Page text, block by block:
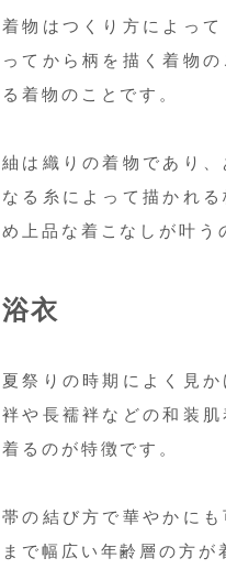
着物はつくり方によっ
ってから柄を描く着物
る着物のことです。
紬は織りの着物であり
なる糸によって描かれ
め上品な着こなしが叶う
浴衣
夏祭りの時期によく見
袢や長襦袢などの和装
着るのが特徴です。
帯の結び方で華やかに
まで幅広い年齢層の方が